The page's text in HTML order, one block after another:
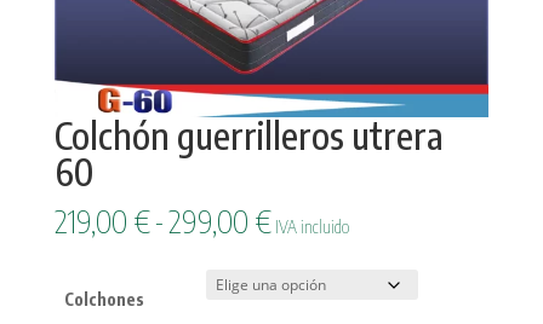
Colchón guerrilleros utrera
60
219,00 €-299,00 €Rango
de
precios:
desde
IVA incluido
Colchones